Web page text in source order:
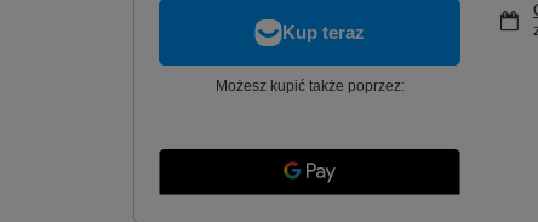
Możesz kupić także poprzez: